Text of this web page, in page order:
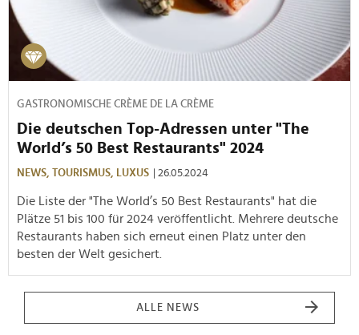
GASTRONOMISCHE CRÈME DE LA CRÈME
Die deutschen Top-Adressen unter "The
World’s 50 Best Restaurants" 2024
NEWS, TOURISMUS, LUXUS | 26.05.2024
Die Liste der "The World’s 50 Best Restaurants" hat die
Plätze 51 bis 100 für 2024 veröffentlicht. Mehrere deutsche
Restaurants haben sich erneut einen Platz unter den
besten der Welt gesichert.
ALLE NEWS